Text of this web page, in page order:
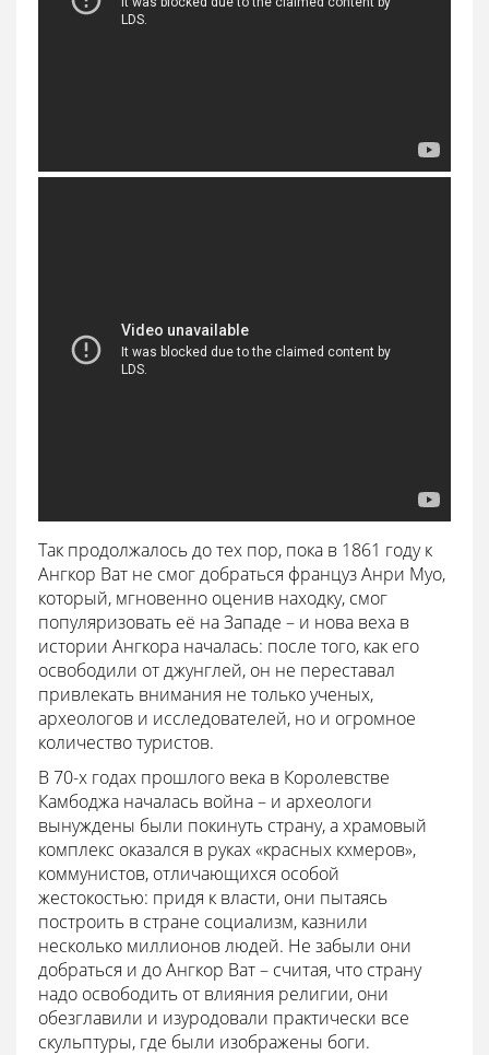
Так продолжалось до тех пор, пока в 1861 году к
Ангкор Ват не смог добраться француз Анри Муо,
который, мгновенно оценив находку, смог
популяризовать её на Западе – и нова веха в
истории Ангкора началась: после того, как его
освободили от джунглей, он не переставал
привлекать внимания не только ученых,
археологов и исследователей, но и огромное
количество туристов.
В 70-х годах прошлого века в Королевстве
Камбоджа началась война – и археологи
вынуждены были покинуть страну, а храмовый
комплекс оказался в руках «красных кхмеров»,
коммунистов, отличающихся особой
жестокостью: придя к власти, они пытаясь
построить в стране социализм, казнили
несколько миллионов людей. Не забыли они
добраться и до Ангкор Ват – считая, что страну
надо освободить от влияния религии, они
обезглавили и изуродовали практически все
скульптуры, где были изображены боги.